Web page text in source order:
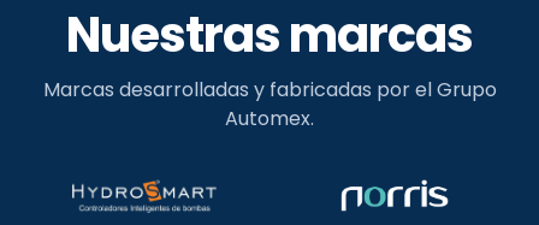
Nuestras marcas
Marcas desarrolladas y fabricadas por el Grupo
Automex.